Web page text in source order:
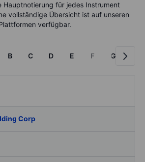
Hauptnotierung für jedes Instrument
vollständige Übersicht ist auf unseren
verfügbar.
B C D E F G
Corp